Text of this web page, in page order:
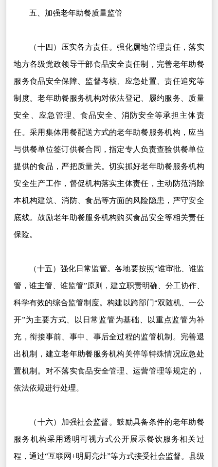
五、加强老年助餐质量监管
（十四）压实各方责任。强化属地管理责任，落实
地方各级党政领导干部食品安全责任制，完善老年助餐
服务食品安全保障、监督考核、应急处置、责任追究等
制度。老年助餐服务机构对依法登记、履约服务、质量
安全、应急管理、食品安全、消防安全等承担主体责
任。采用集体用餐配送方式的老年助餐服务机构，应当
与供餐单位签订供餐合同，指定专人负责查验供餐单位
提供的食品，严把质量关。切实抓好老年助餐服务机构
安全生产工作，督促机构落实主体责任，主动防范消除
本机构建筑、消防、食品等方面的风险隐患，严守安全
底线。鼓励老年助餐服务机构购买食品安全等相关责任
保险。
（十五）强化日常监管。各地要按照“谁审批、谁监
管，谁主管、谁监管”原则，建立职责明确、分工协作、
科学有效的综合监管制度。构建以跨部门“双随机、一公
开”为主要方式、以日常监管为基础、以重点监管为补
充，衔接事前、事中、事后全过程的监管机制。完善退
出机制，建立老年助餐服务机构关停等特殊情况应急处
置机制。对不落实食品安全管理、运营管理等规定的，
依法依规进行处理。
（十六）加强社会监督。鼓励具备条件的老年助餐
服务机构采用透明可视方式公开展示餐饮服务相关过
程，通过“互联网+明厨亮灶”等方式接受社会监督。县级